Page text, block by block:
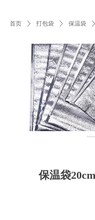
首页 ꄲ 打包袋 ꄲ 保温袋 ꄲ
保温袋